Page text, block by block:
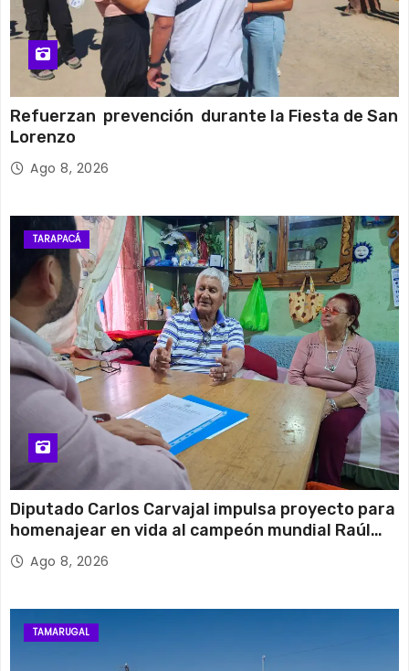
Refuerzan prevención durante la Fiesta de San
Lorenzo
Ago 8, 2026
TARAPACÁ
Diputado Carlos Carvajal impulsa proyecto para
homenajear en vida al campeón mundial Raúl
Choque
Ago 8, 2026
TAMARUGAL